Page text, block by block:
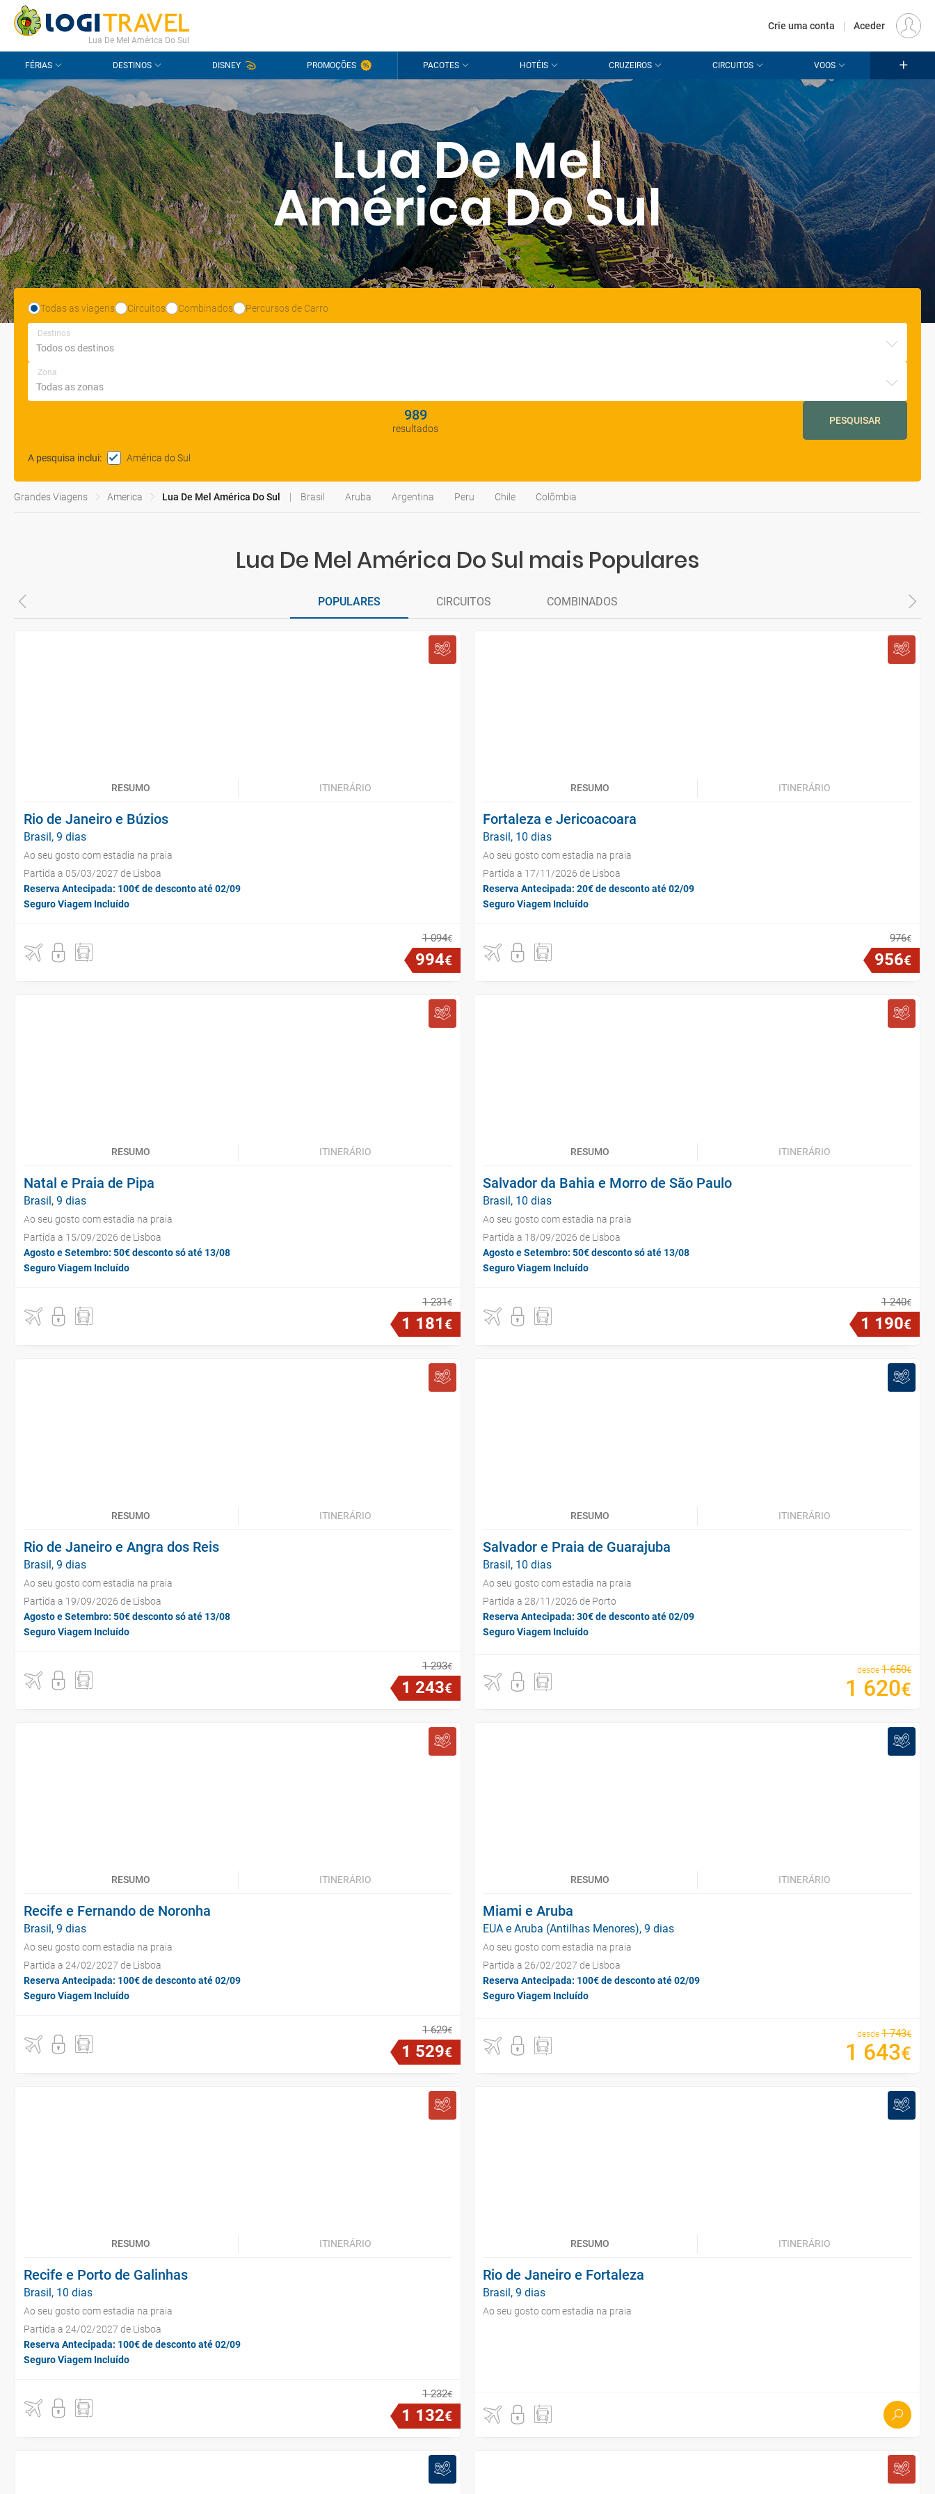
CONTACTO PERGUNTAS FREQUENTES EUR
Lua De Mel América Do Sul
Crie uma conta | Aceder
FÉRIAS DESTINOS DISNEY PROMOÇÕES PACOTES HOTÉIS CRUZEIROS CIRCUITOS VOOS
Lua De Mel
América Do Sul
Todas as viagens Circuitos Combinados Percursos de Carro
Destinos
Zona
989
resultados
PESQUISAR
A pesquisa inclui: América do Sul
Grandes Viagens America Lua De Mel América Do Sul Brasil Aruba Argentina Peru Chile Colômbia
Lua De Mel América Do Sul mais Populares
POPULARES CIRCUITOS COMBINADOS
RESUMO ITINERÁRIO
Rio de Janeiro e Búzios
Brasil, 9 dias
Ao seu gosto com estadia na praia
Partida a 05/03/2027 de Lisboa
Reserva Antecipada: 100€ de desconto até 02/09
Seguro Viagem Incluído
1 094€
994€
RESUMO ITINERÁRIO
Fortaleza e Jericoacoara
Brasil, 10 dias
Ao seu gosto com estadia na praia
Partida a 17/11/2026 de Lisboa
Reserva Antecipada: 20€ de desconto até 02/09
Seguro Viagem Incluído
976€
956€
RESUMO ITINERÁRIO
Natal e Praia de Pipa
Brasil, 9 dias
Ao seu gosto com estadia na praia
Partida a 15/09/2026 de Lisboa
Agosto e Setembro: 50€ desconto só até 13/08
Seguro Viagem Incluído
1 231€
1 181€
RESUMO ITINERÁRIO
Salvador da Bahia e Morro de São Paulo
Brasil, 10 dias
Ao seu gosto com estadia na praia
Partida a 18/09/2026 de Lisboa
Agosto e Setembro: 50€ desconto só até 13/08
Seguro Viagem Incluído
1 240€
1 190€
RESUMO ITINERÁRIO
Rio de Janeiro e Angra dos Reis
Brasil, 9 dias
Ao seu gosto com estadia na praia
Partida a 19/09/2026 de Lisboa
Agosto e Setembro: 50€ desconto só até 13/08
Seguro Viagem Incluído
1 293€
1 243€
RESUMO ITINERÁRIO
Salvador e Praia de Guarajuba
Brasil, 10 dias
Ao seu gosto com estadia na praia
Partida a 28/11/2026 de Porto
Reserva Antecipada: 30€ de desconto até 02/09
Seguro Viagem Incluído
desde 1 650€
1 620€
RESUMO ITINERÁRIO
Recife e Fernando de Noronha
Brasil, 9 dias
Ao seu gosto com estadia na praia
Partida a 24/02/2027 de Lisboa
Reserva Antecipada: 100€ de desconto até 02/09
Seguro Viagem Incluído
1 629€
1 529€
RESUMO ITINERÁRIO
Miami e Aruba
EUA e Aruba (Antilhas Menores), 9 dias
Ao seu gosto com estadia na praia
Partida a 26/02/2027 de Lisboa
Reserva Antecipada: 100€ de desconto até 02/09
Seguro Viagem Incluído
desde 1 743€
1 643€
RESUMO ITINERÁRIO
Recife e Porto de Galinhas
Brasil, 10 dias
Ao seu gosto com estadia na praia
Partida a 24/02/2027 de Lisboa
Reserva Antecipada: 100€ de desconto até 02/09
Seguro Viagem Incluído
1 232€
1 132€
RESUMO ITINERÁRIO
Rio de Janeiro e Fortaleza
Brasil, 9 dias
Ao seu gosto com estadia na praia